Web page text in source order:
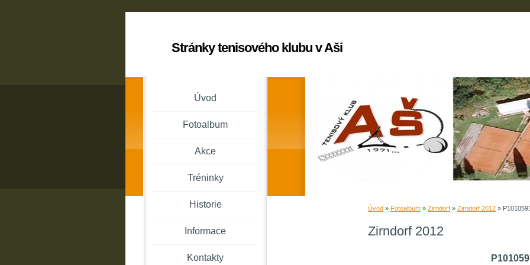
Stránky tenisového klubu v Aši
Úvod » Fotoalbum » Zirndorf » Zirndorf 2012 »
Zirndorf 2012
Úvod
Fotoalbum
Akce
Tréninky
Historie
Informace
Kontakty